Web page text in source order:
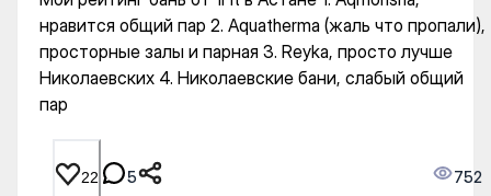
нравится общий пар 2. Aquatherma (жаль что пропали),
просторные залы и парная 3. Reyka, просто лучше
Николаевских 4. Николаевские бани, слабый общий
пар
22 5 752